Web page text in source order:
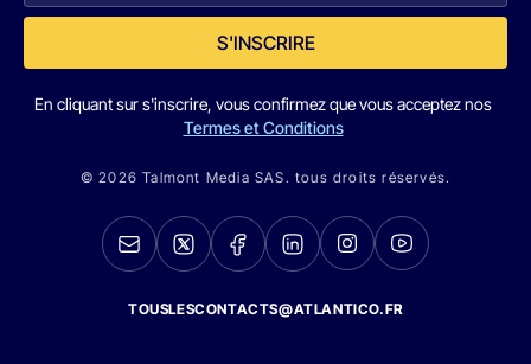
S'INSCRIRE
En cliquant sur s'inscrire, vous confirmez que vous acceptez nos
Termes et Conditions
© 2026 Talmont Media SAS. tous droits réservés.
TOUSLESCONTACTS@ATLANTICO.FR